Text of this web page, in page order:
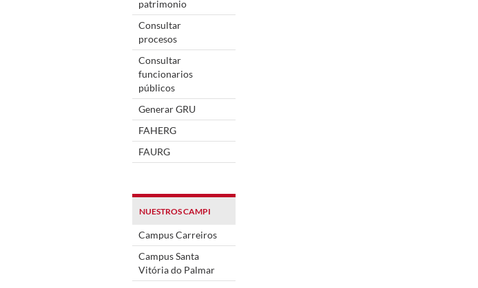
patrimonio
Consultar
procesos
Consultar
funcionarios
públicos
Generar GRU
FAHERG
FAURG
NUESTROS CAMPI
Campus Carreiros
Campus Santa
Vitória do Palmar